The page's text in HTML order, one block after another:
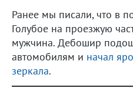
Ранее мы писали, что в
Голубое на проезжую
мужчина. Дебошир
автомобилям и начал
зеркала.